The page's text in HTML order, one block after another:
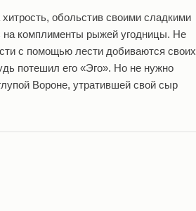
обольстив своими сладкими
на комплименты рыжей угодницы. Не
с помощью лести добиваются своих
потешил его «Эго». Но не нужно
Вороне, утратившей свой сыр